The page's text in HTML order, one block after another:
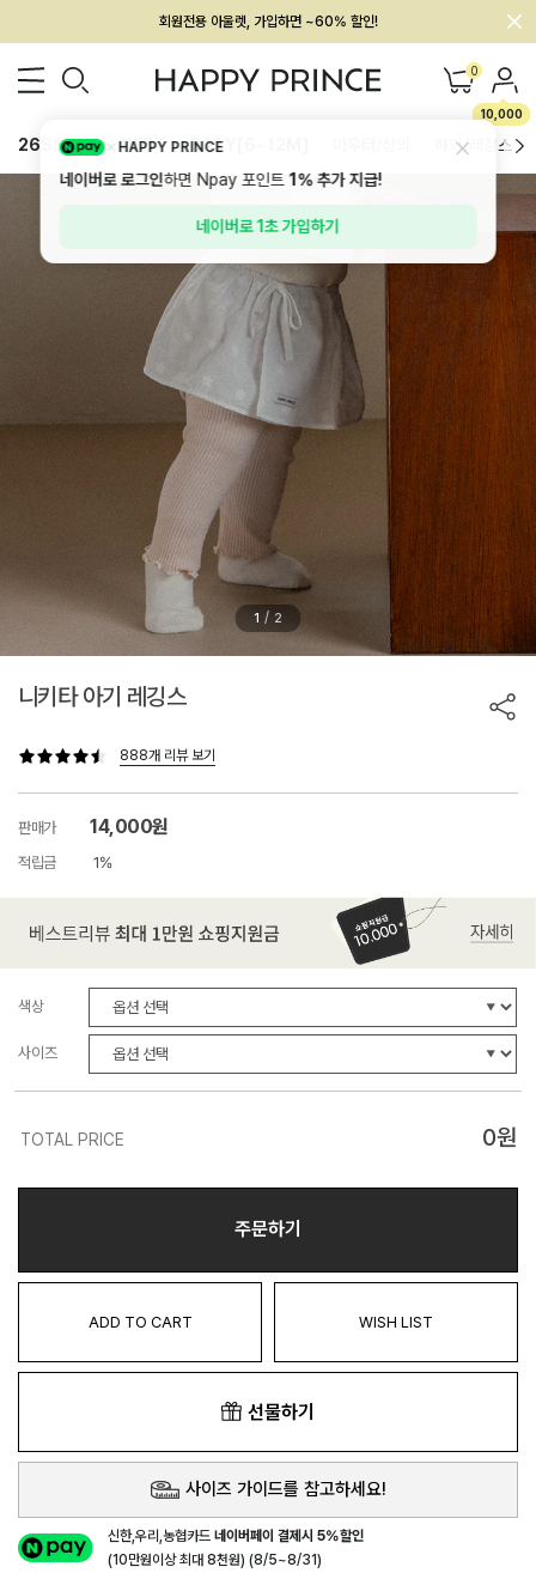
멤버십 최대 28,000원 혜택
0
10,000
26SS 신상 BEST BABY[6~12M] 하의/레깅스
1 / 2
니키타 아기 레깅스
888개 리뷰 보기
판매가 14,000원
적립금 1%
색상
사이즈
TOTAL PRICE 0원
주문하기
ADD TO CART WISH LIST
선물하기
사이즈 가이드를 참고하세요!
신한,우리,농협카드네이버페이 결제시 5%할인
(10만원이상 최대 8천원) (8/5~8/31)
HAPPY PRINCE
네이버로 로그인하면 Npay 포인트1%추가 지급!
네이버로 1초 가입하기